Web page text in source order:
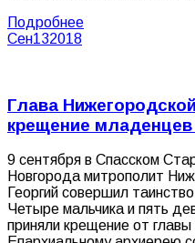
Подробнее
Сен132018
Глава
крещение
9 сентября в Спасском
Новгорода митрополит
Георгий совершил
Четыре мальчика и пять
приняли крещение от